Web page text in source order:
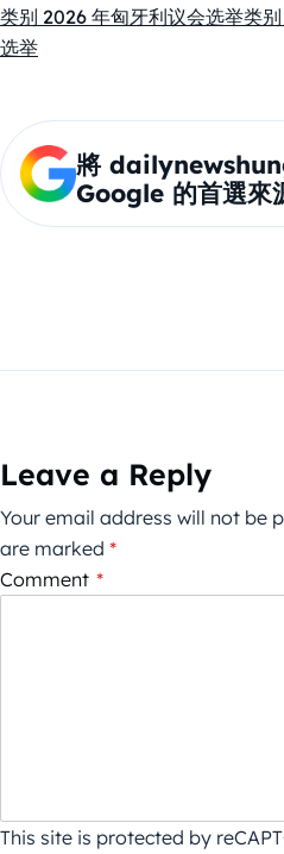
类别 2026 年匈牙利议会选举类
选举
將
Google 的首選來
Leave a Reply
Your email address will not be
are marked *
Comment *
This site is protected by